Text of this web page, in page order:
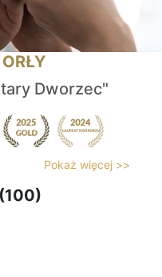
Dworzec"
Pokaż więcej >>
(100)